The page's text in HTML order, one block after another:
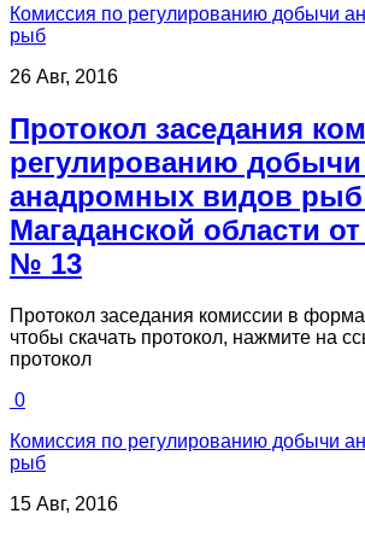
Комиссия по регулированию добычи
рыб
26 Авг, 2016
Протокол заседания
регулированию
анадромных видов
Магаданской области от
№ 13
Протокол заседания комиссии в
чтобы скачать протокол, нажмите на
протокол
0
Комиссия по регулированию добычи
рыб
15 Авг, 2016